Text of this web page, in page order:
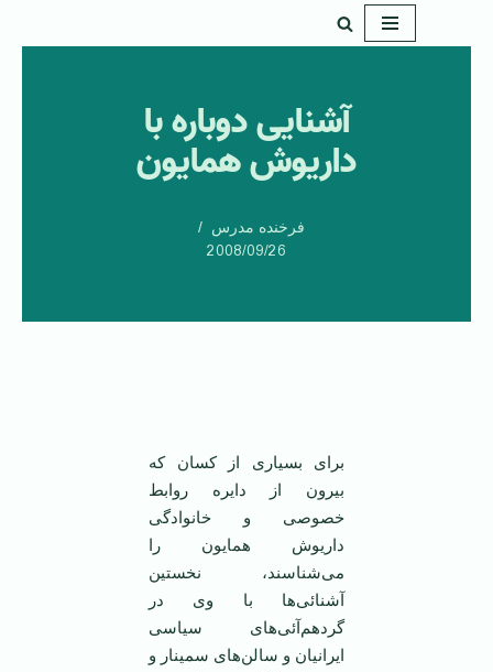
آشنایی دوباره با
داریوش همایون
فرخنده مدرس
2008/09/26
برای بسیاری از کسان که
بیرون از دایره روابط
خصوصی و خانوادگی
داریوش همایون را
می‌شناسند، نخستین
آشنائی‌ها با وی در
گردهم‌آئی‌های سیاسی
ایرانیان و سالن‌های سمینار و